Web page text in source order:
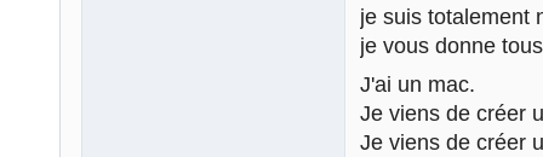
je suis totalement
je vous donne
J'ai un mac.
Je viens de créer
Je viens de créer